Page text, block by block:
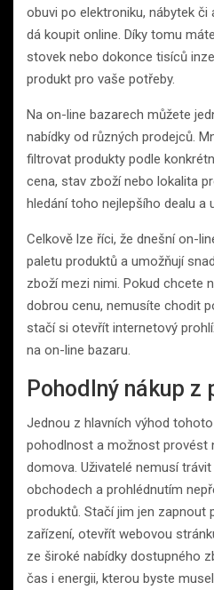
obuvi po elektroniku, nábytek
dá koupit online. Díky tomu
stovek nebo dokonce tisíců
produkt pro vaše potřeby.
Na on-line bazarech můžete
nabídky od různých prodejců.
filtrovat produkty podle
cena, stav zboží nebo lokalita
hledání toho nejlepšího dealu a
Celkově lze říci, že dnešní on-
paletu produktů a umožňují
zboží mezi nimi. Pokud chcete
dobrou cenu, nemusíte chodit
stačí si otevřít internetový
na on-line bazaru.
Pohodlný nákup
Jednou z hlavních výhod
pohodlnost a možnost provést
domova. Uživatelé nemusí
obchodech a prohlédnutím
produktů. Stačí jim jen zapnout
zařízení, otevřít webovou
ze široké nabídky dostupného
čas i energii, kterou byste